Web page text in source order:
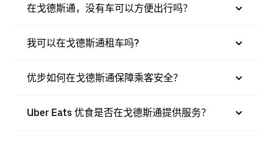
在戈德斯通，没有车可以方便出行吗？
我可以在戈德斯通租车吗?
优步如何在戈德斯通保障乘客安全？
Uber Eats 优食是否在戈德斯通提供服务？